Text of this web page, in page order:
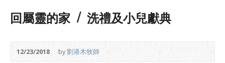
回屬靈的家 / 洗禮及小兒獻典
12/23/2018 by劉港木牧師